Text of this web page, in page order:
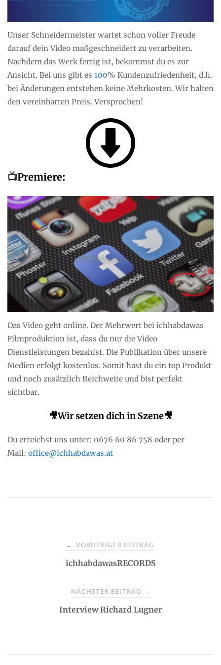
Unser Schneidermeister wartet schon voller Freude
darauf dein Video maßgeschneidert zu verarbeiten.
Nachdem das Werk fertig ist, bekommst du es zur
Ansicht. Bei uns gibt es 100% Kundenzufriedenheit, d.h.
bei Änderungen entstehen keine Mehrkosten. Wir halten
den vereinbarten Preis. Versprochen!
📺Premiere:
Das Video geht online. Der Mehrwert bei ichhabdawas
Filmproduktion ist, dass du nur die Video
Dienstleistungen bezahlst. Die Publikation über unsere
Medien erfolgt kostenlos. Somit hast du ein top Produkt
und noch zusätzlich Reichweite und bist perfekt
sichtbar.
🎥Wir setzen dich in Szene🎥
Du erreichst uns unter: 0676 60 86 758 oder per
Mail: office@ichhabdawas.at
← VORHERIGER BEITRAG
ichhabdawasRECORDS
NÄCHSTER BEITRAG →
Interview Richard Lugner